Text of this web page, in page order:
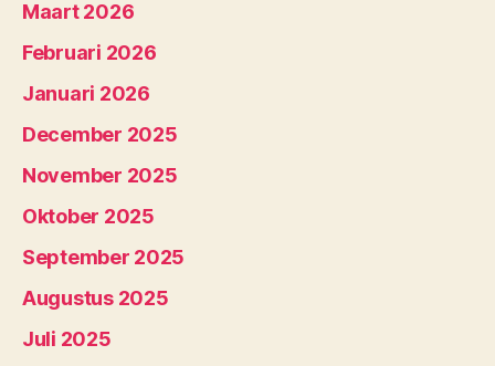
Maart 2026
Februari 2026
Januari 2026
December 2025
November 2025
Oktober 2025
September 2025
Augustus 2025
Juli 2025